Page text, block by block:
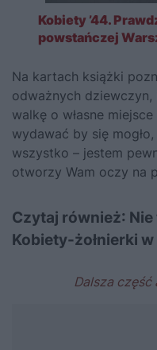
Kobiety ’44.
powstańczej
Na kartach książki
odważnych
walkę o własne
wydawać by się
wszystko – jestem
otworzy Wam oczy na
Czytaj również:
Kobiety-żołnierki